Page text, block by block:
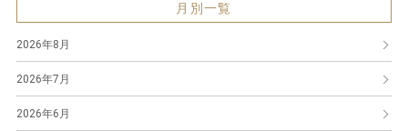
月別一覧
2026年8月
2026年7月
2026年6月